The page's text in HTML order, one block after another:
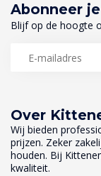
Over
Wij bieden
prijzen. Zeker
houden. Bij
kwaliteit.
Abonneer
Blijf op de hoogte